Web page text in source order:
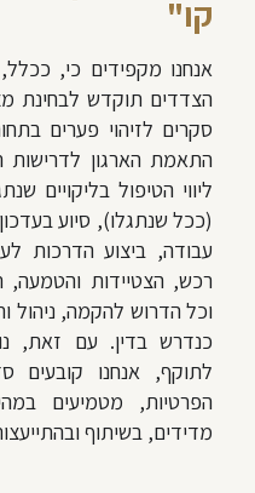
קו"
אנחנו מקפידים כי,
הצדדים תוקדש לבחינת
סקרים לזיהוי פערים
התאמת הארגון לדרישות
ליווי הטיפול בליקויים
(ככל שנתגלו), סיוע
עבודה, ביצוע הדרכות
רכש, הצטיידות והטמעה,
וכל הדרוש להקמה, ניהול
לתוקף, אנחנו קובעים
הפרטיות, מטמיעים
מדידים, בשיתוף